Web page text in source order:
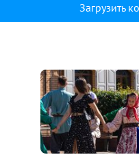
Загрузить